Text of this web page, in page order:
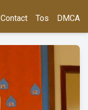
Contact Tos DMCA